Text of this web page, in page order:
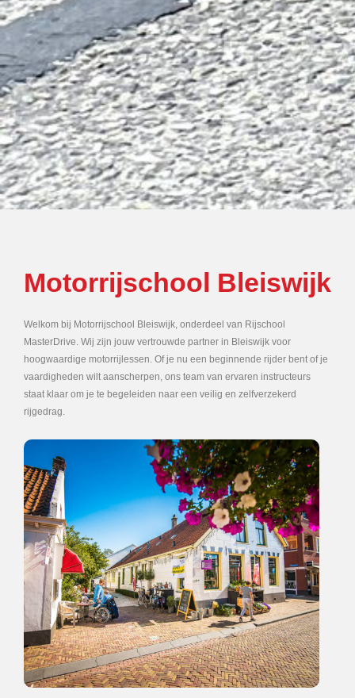
Motorrijschool Bleiswijk
Welkom bij Motorrijschool Bleiswijk, onderdeel van Rijschool
MasterDrive. Wij zijn jouw vertrouwde partner in Bleiswijk voor
hoogwaardige motorrijlessen. Of je nu een beginnende rijder bent of je
vaardigheden wilt aanscherpen, ons team van ervaren instructeurs
staat klaar om je te begeleiden naar een veilig en zelfverzekerd
rijgedrag.